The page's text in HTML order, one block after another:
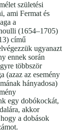
születési
ami Fermat és
a
(1654–1705)
című
ugyanazt
ennek során
többször
(azaz az esemény
hányadosa)
egy dobókockát,
akkor
a dobások